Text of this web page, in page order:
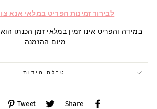
לבירור זמינות הפריט במלאי אנא
מיום ההזמנה
טבלת מידות
Share
Share
Tweet